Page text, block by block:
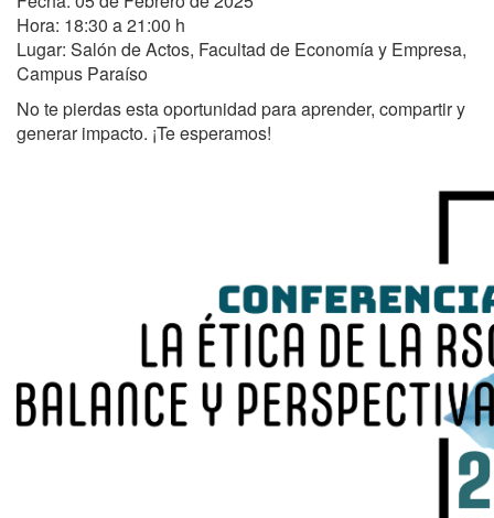
Hora: 18:30 a 21:00 h
Lugar: Salón de Actos, Facultad de Economía y Empresa,
Campus Paraíso
No te pierdas esta oportunidad para aprender, compartir y
generar impacto. ¡Te esperamos!